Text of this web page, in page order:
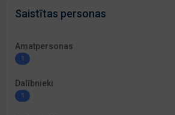
Saistītas personas
Amatpersonas
1
Dalībnieki
1